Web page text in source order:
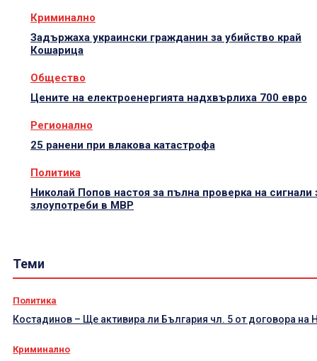
Криминално
Задържаха украински гражданин за убийство край
Кошарица
Общество
Цените на електроенергията надхвърлиха 700 евро
Регионално
25 ранени при влакова катастрофа
Политика
Николай Попов настоя за пълна проверка на сигнали
злоупотреби в МВР
Теми
Политика
Костадинов – Ще активира ли България чл. 5 от договора на
Криминално